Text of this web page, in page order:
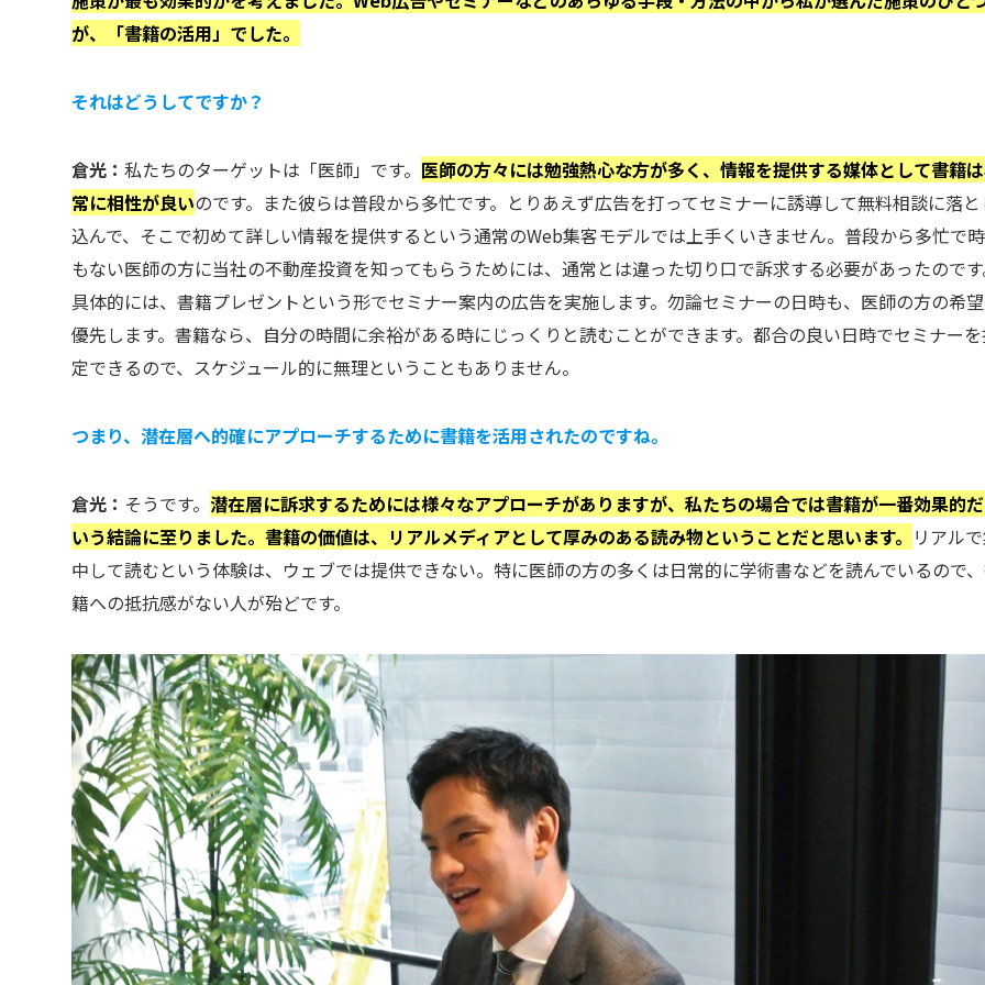
が、「書籍の活用」でした。
それはどうしてですか？
倉光：私たちのターゲットは「医師」です。 医師の方々には勉強熱心な方が多く、情報を提供する媒体として書籍
常に相性が良いのです。また彼らは普段から多忙です。とりあえず広告を打ってセミナーに誘導して無料相談に落と
込んで、そこで初めて詳しい情報を提供するという通常のWeb集客モデルでは上手くいきません。普段から多忙で
もない医師の方に当社の不動産投資を知ってもらうためには、通常とは違った切り口で訴求する必要があったのです
具体的には、書籍プレゼントという形でセミナー案内の広告を実施します。勿論セミナーの日時も、医師の方の希
優先します。書籍なら、自分の時間に余裕がある時にじっくりと読むことができます。都合の良い日時でセミナー
定できるので、スケジュール的に無理ということもありません。
つまり、潜在層へ的確にアプローチするために書籍を活用されたのですね。
倉光： そうです。 潜在層に訴求するためには様々なアプローチがありますが、私たちの場合では書籍が一番効果的
いう結論に至りました。書籍の価値は、リアルメディアとして厚みのある読み物ということだと思います。 リアル
中して読むという体験は、ウェブでは提供できない。特に医師の方の多くは日常的に学術書などを読んでいるので
籍への抵抗感がない人が殆どです。